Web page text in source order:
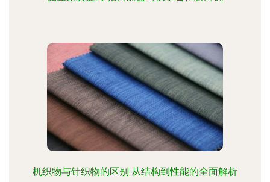
机织物与针织物的区别 从结构到性能的全面解析